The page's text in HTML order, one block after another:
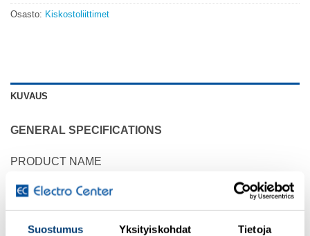
Suostumus Yksityiskohdat Tietoja
Osasto: Kiskostoliittimet
KUVAUS
GENERAL SPECIFICATIONS
PRODUCT NAME
CATALOG NUMBER
107193